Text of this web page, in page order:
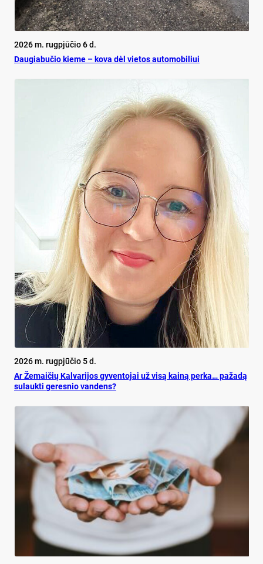
2026 m. rugpjūčio 6 d.
Dau­gia­bu­čio kie­me – ko­va dėl vie­tos au­to­mo­bi­liui
2026 m. rugpjūčio 5 d.
Ar Že­mai­čių Kal­va­ri­jos gy­ven­to­jai už vi­są kai­ną per­ka… pa­ža­dą
su­lauk­ti ge­res­nio van­dens?